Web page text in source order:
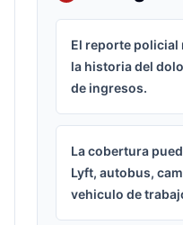
El reporte policial
la historia del
de ingresos.
La cobertura
Lyft, autobus,
vehiculo de